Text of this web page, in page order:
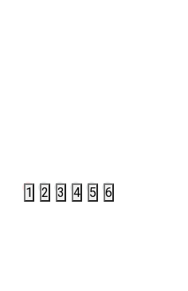
1 2 3 4 5 6